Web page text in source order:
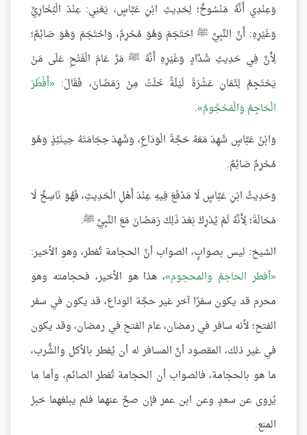
وَعِنْدِي أَنَّهُ مَنْسُوخٌ؛ لِحَدِيثِ ابْنِ عَبَّاسٍ، يَعْنِي: عِنْدَ الْبُخَارِيِّ
وَغَيْرِهِ: أَنَّ النَّبِيَّ ﷺ احْتَجَمَ وَهُوَ مُحْرِمٌ، وَاحْتَجَمَ وَهُوَ صَائِمٌ؛
لِأَنَّ فِي حَدِيثِ شَدَّادٍ وَغَيْرِهِ أَنَّهُ ﷺ مَرَّ عَامَ الْفَتْحِ عَلَى مَنْ
يَحْتَجِمُ لِثَمَانِ عَشْرَةَ لَيْلَةً خَلَتْ مِنْ رَمَضَانَ، فَقَالَ:
أَفْطَرَ
الْحَاجِمُ وَالْمَحْجُومُ .
وَابْنُ عَبَّاسٍ شَهِدَ مَعَهُ حَجَّةَ الْوَدَاعِ، وَشَهِدَ حِجَامَتَهُ حِينَئِذٍ وَهُوَ
مُحْرِمٌ صَائِمٌ.
وَحَدِيثُ ابْنِ عَبَّاسٍ لَا مَدْفَعَ فِيهِ عِنْدَ أَهْلِ الْحَدِيثِ، فَهُوَ نَاسِخٌ لَا
مَحَالَةَ؛ لِأَنَّهُ لَمْ يُدْرِكْ بَعْدَ ذَلِكَ رَمَضَانَ مَعَ النَّبِيِّ ﷺ.
الشيخ: ليس بصوابٍ، الصواب أنَّ الحجامة تُفطر، وهو الأخير:
أفطر الحاجمُ والمحجوم ، هذا هو الأخير، فحجامته وهو
محرم قد يكون سفرًا آخر غير حجَّة الوداع، قد يكون في سفر
الفتح؛ لأنه سافر في رمضان، عام الفتح في رمضان، وقد يكون
في غير ذلك، المقصود أنَّ المسافر له أن يُفطر بالأكل والشُّرب،
ما هو بالحجامة، فالصواب أن الحجامة تُفطر الصائم، وأما ما
يُروى عن سعدٍ وعن ابن عمر فإن صحَّ عنهما فلم يبلغهما خبرُ
المنع.